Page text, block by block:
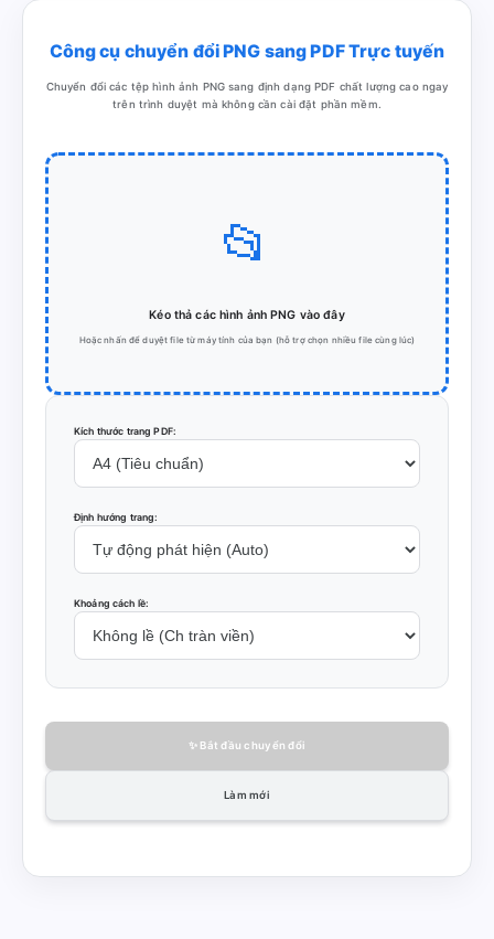
Công cụ chuyển đổi PNG sang PDF Trực tuyến
Chuyển đổi các tệp hình ảnh PNG sang định dạng PDF chất lượng cao ngay
trên trình duyệt mà không cần cài đặt phần mềm.
📂
Kéo thả các hình ảnh PNG vào đây
Hoặc nhấn để duyệt file từ máy tính của bạn (hỗ trợ chọn nhiều file cùng lúc)
Kích thước trang PDF:
Định hướng trang:
Khoảng cách lề:
✨ Bắt đầu chuyển đổi
Làm mới